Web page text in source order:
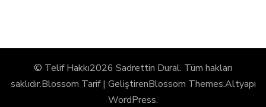
© Telif Hakkı2026 Sadrettin Dural. Tüm hakları
saklıdır.Blossom Tarif | GeliştirenBlossom Themes.Altyapı
WordPress.